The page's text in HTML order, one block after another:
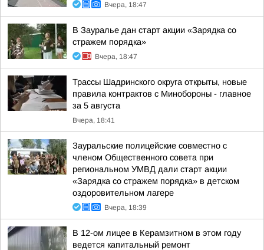
Вчера, 18:47
В Зауралье дан старт акции «Зарядка со
стражем порядка»
Вчера, 18:47
Трассы Шадринского округа открыты, новые
правила контрактов с Минобороны - главное
за 5 августа
Вчера, 18:41
Зауральские полицейские совместно с
членом Общественного совета при
региональном УМВД дали старт акции
«Зарядка со стражем порядка» в детском
оздоровительном лагере
Вчера, 18:39
В 12-ом лицее в Керамзитном в этом году
ведется капитальный ремонт